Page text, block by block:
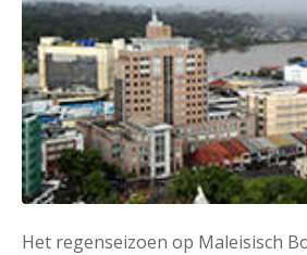
Het regenseizoen op Maleisisch